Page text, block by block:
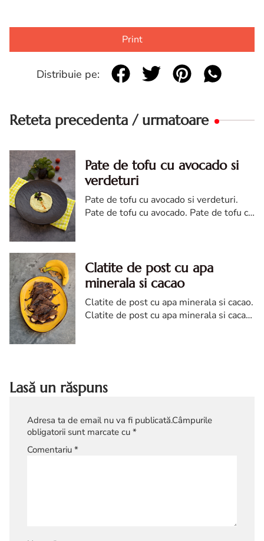
Print
Distribuie pe:
Reteta precedenta / urmatoare
Pate de tofu cu avocado si
verdeturi
Pate de tofu cu avocado si verdeturi.
Pate de tofu cu avocado. Pate de tofu cu
Clatite de post cu apa
minerala si cacao
Clatite de post cu apa minerala si cacao.
Clatite de post cu apa minerala si cacao.
Lasă un răspuns
Adresa ta de email nu va fi publicată.Câmpurile
obligatorii sunt marcate cu *
Comentariu *